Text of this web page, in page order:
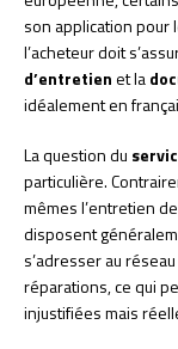
son application pour
l’acheteur doit
d’entretienet la
idéalement en
La question du
particulière.
mêmes l’entretien
disposent
s’adresser au
réparations, ce qui
injustifiées mais